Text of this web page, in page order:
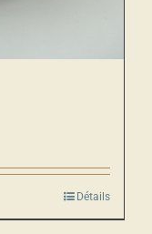
Détails